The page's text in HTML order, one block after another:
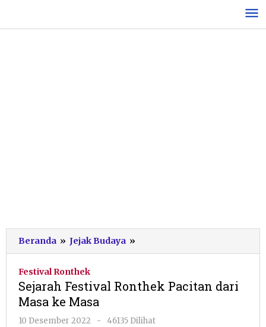
konten
Beranda » Jejak Budaya »
Festival
dari
ke
Festival Ronthek
Sejarah Festival Ronthek Pacitan dari
Masa ke Masa
10 Desember 2022
oleh
-
46135 Dilihat